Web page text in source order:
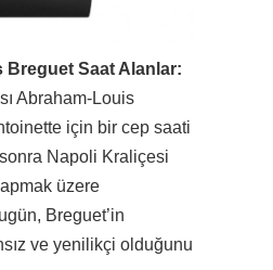
Breguet Saat Alanlar:
Abraham-Louis
için bir cep saati
Napoli Kraliçesi
üzere
Breguet’in
ve yenilikçi olduğunu